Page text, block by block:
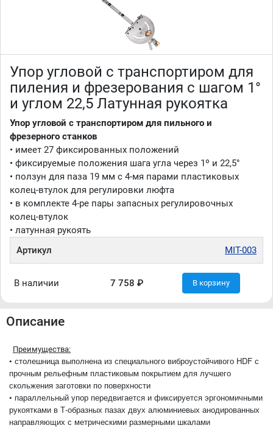
Упор угловой с транспортиром для
пиления и фрезерования с шагом 1°
и углом 22,5 Латунная рукоятка
Упор угловой с транспортиром для пильного и
фрезерного станков
• имеет 27 фиксированных положений
• фиксируемые положения шага угла через 1º и 22,5°
• ползун для паза 19 мм с 4-мя парами пластиковых
колец-втулок для регулировки люфта
• в комплекте 4-ре пары запасных регулировочных
колец-втулок
• латунная рукоять
Артикул
MIT-003
В наличии 7 758 ₽ В корзину
Описание
Преимущества:
• столешница выполнена из специального виброустойчивого HDF с
прочным рельефным пластиковым покрытием для лучшего
скольжения заготовки по поверхности
• параллельный упор передвигается и фиксируется эргономичными
рукоятками в Т-образных пазах двух алюминиевых анодированных
направляющих с метрическими размерными шкалами